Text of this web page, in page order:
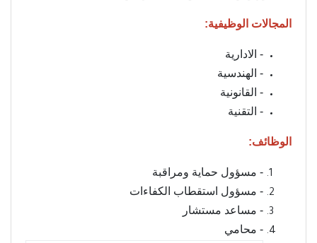
المجالات الوظيفية:
- الادارية
- الهندسية
- القانونية
- التقنية
الوظائف:
- مسؤول حماية ومراقبة
- ⁠مسؤول استقطاب الكفاءات
- ⁠مساعد مستشار
- ⁠محامي